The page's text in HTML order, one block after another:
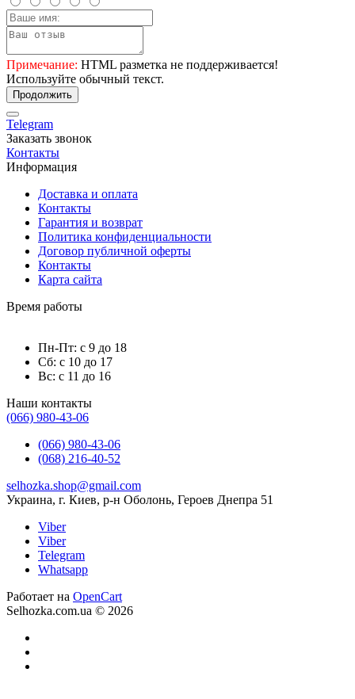
Примечание: HTML разметка не поддерживается!
Используйте обычный текст.
Продолжить
Telegram
Заказать звонок
Контакты
Информация
Доставка и оплата
Контакты
Гарантия и возврат
Политика конфиденциальности
Договор публичной оферты
Контакты
Карта сайта
Время работы
Пн-Пт: с 9 до 18
Сб: с 10 до 17
Вс: с 11 до 16
Наши контакты
(066) 980-43-06
(066) 980-43-06
(068) 216-40-52
selhozka.shop@gmail.com
Украина, г. Киев, р-н Оболонь, Героев Днепра 51
Viber
Viber
Telegram
Whatsapp
Работает на OpenCart
Selhozka.com.ua © 2026